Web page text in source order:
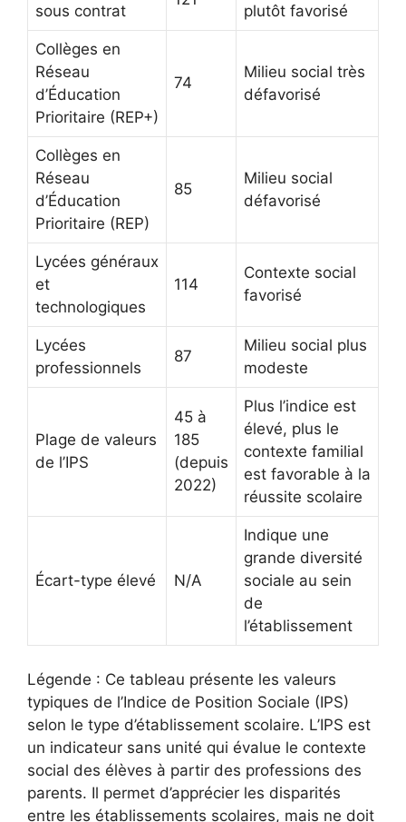
sous contrat
plutôt favorisé
Collèges en
Réseau
d’Éducation
Prioritaire (REP+)
74
Milieu social très
défavorisé
Collèges en
Réseau
d’Éducation
Prioritaire (REP)
85
Milieu social
défavorisé
Lycées généraux
et
technologiques
114
Contexte social
favorisé
Lycées
professionnels
87
Milieu social plus
modeste
Plage de valeurs
de l’IPS
45 à
185
(depuis
2022)
Plus l’indice est
élevé, plus le
contexte familial
est favorable à la
réussite scolaire
Écart-type élevé N/A
Indique une
grande diversité
sociale au sein
de
l’établissement
Légende : Ce tableau présente les valeurs
typiques de l’Indice de Position Sociale (IPS)
selon le type d’établissement scolaire. L’IPS est
un indicateur sans unité qui évalue le contexte
social des élèves à partir des professions des
parents. Il permet d’apprécier les disparités
entre les établissements scolaires, mais ne doit